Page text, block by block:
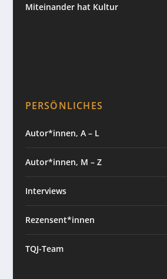
Miteinander hat Kultur
PERSÖNLICHES
Autor*innen, A – L
Autor*innen, M – Z
Interviews
Rezensent*innen
TQJ-Team